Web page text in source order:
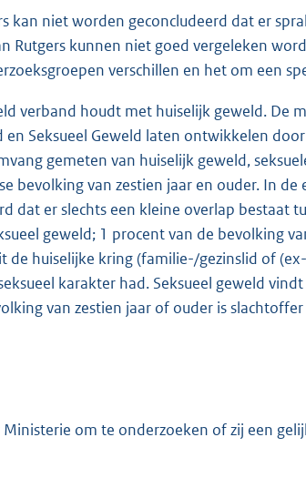
kan niet worden geconcludeerd dat er
Rutgers kunnen niet goed vergeleken
verschillen en het om een
verband houdt met huiselijk geweld. De
Seksueel Geweld laten ontwikkelen door
gemeten van huiselijk geweld,
bevolking van zestien jaar en ouder. In de
er slechts een kleine overlap bestaat
geweld; 1 procent van de bevolking
de huiselijke kring (familie-/gezinslid of
karakter had. Seksueel geweld
van zestien jaar of ouder is slachtoffer
om te onderzoeken of zij een